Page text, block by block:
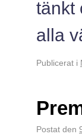
tänkt
alla
Publicerat i
Postat den